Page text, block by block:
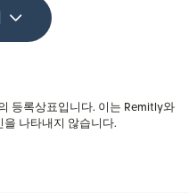
등록상표입니다. 이는 Remitly와
을 나타내지 않습니다.